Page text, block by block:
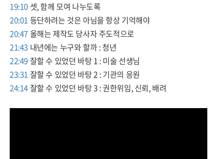
19:10 셋, 함께 모여 나누도록
20:01 등단하려는 것은 아님을 항상 기억해야
20:47올해는 제작도 당사자 주도적으로
21:43 내년에는 누구와 할까 : 청년
22:49 잘할 수 있었던 바탕 1 : 미술 선생님
23:31 잘할 수 있었던 바탕 2 : 기관의 응원
24:14 잘할 수 있었던 바탕 3 : 권한위임, 신뢰, 배려